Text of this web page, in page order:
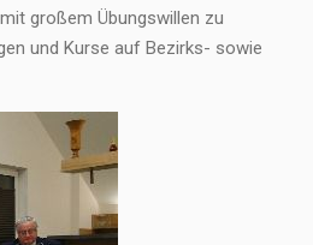
großem Übungswillen zu
und Kurse auf Bezirks- sowie